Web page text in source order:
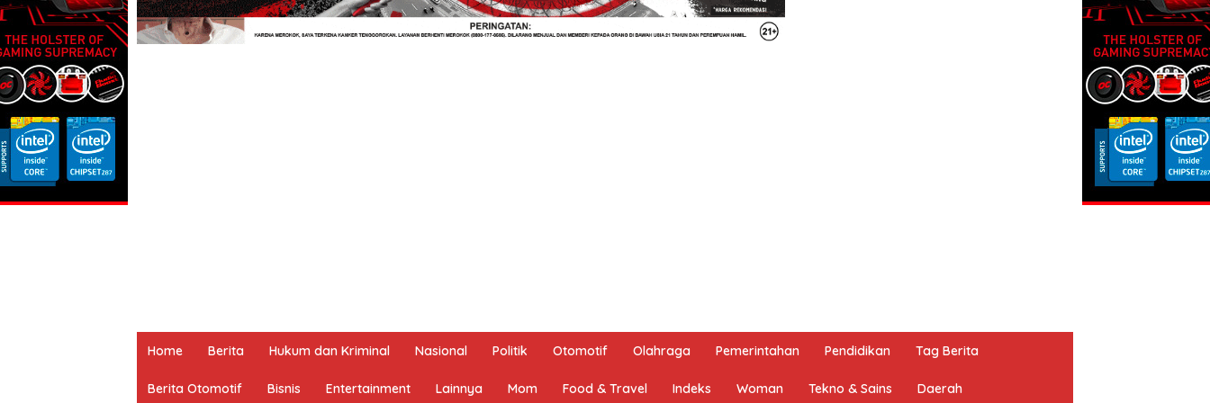
Home Berita Hukum dan Kriminal Nasional Politik Otomotif Olahraga Pemerintahan Pendidikan Tag Berita
Berita Otomotif Bisnis Entertainment Lainnya Mom Food & Travel Indeks Woman Tekno & Sains Daerah